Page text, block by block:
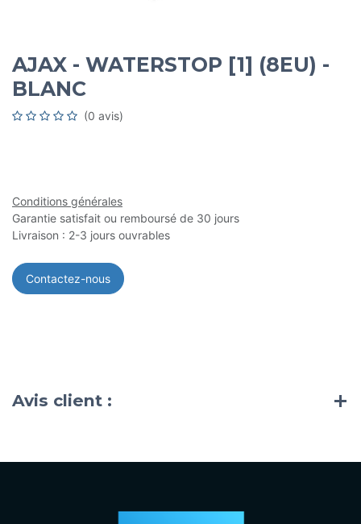
AJAX - WATERSTOP [1] (8EU) -
BLANC
(0 avis)
Conditions générales
Garantie satisfait ou remboursé de 30 jours
Livraison : 2-3 jours ouvrables
Contactez-nous
Avis client :